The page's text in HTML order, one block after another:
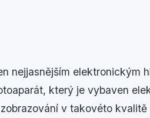
nejjasnějším elektronickým
který je vybaven
v takovéto